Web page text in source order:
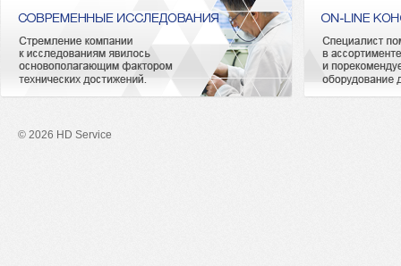
© 2026 HD Service